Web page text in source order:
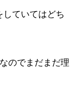
ていてはどち
のでまだまだ理